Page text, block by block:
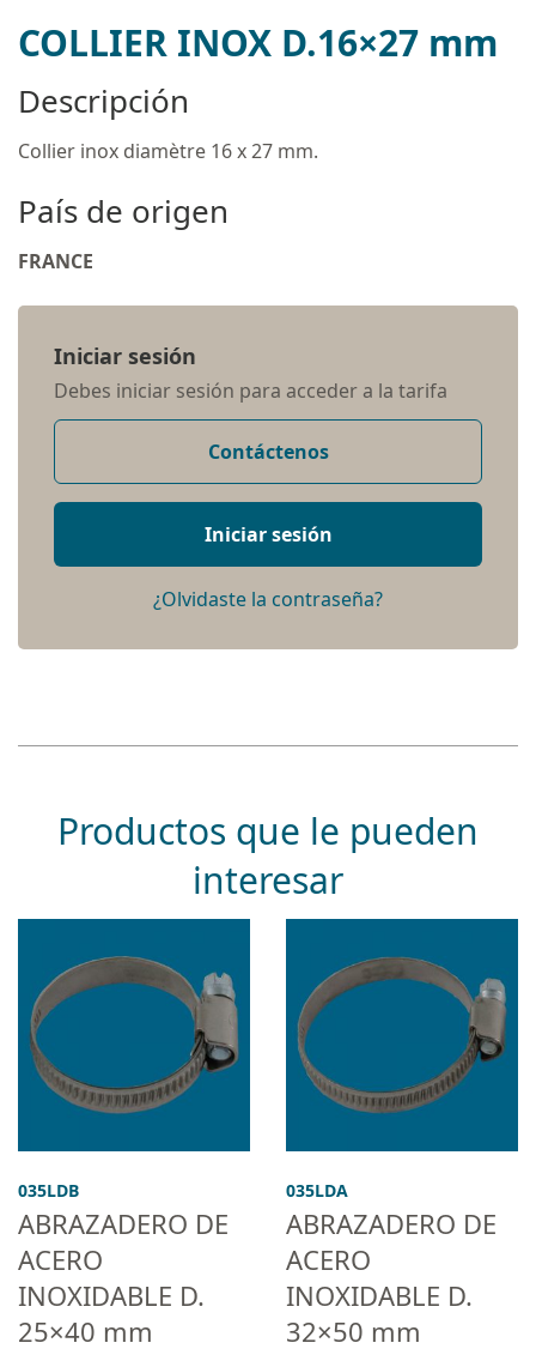
COLLIER INOX D.16×27 mm
Descripción
Collier inox diamètre 16 x 27 mm.
País de origen
FRANCE
Iniciar sesión
Debes iniciar sesión para acceder a la tarifa
Contáctenos
Iniciar sesión
¿Olvidaste la contraseña?
Productos que le pueden
interesar
035LDB
ABRAZADERO DE
ACERO
INOXIDABLE D.
25×40 mm
035LDA
ABRAZADERO DE
ACERO
INOXIDABLE D.
32×50 mm